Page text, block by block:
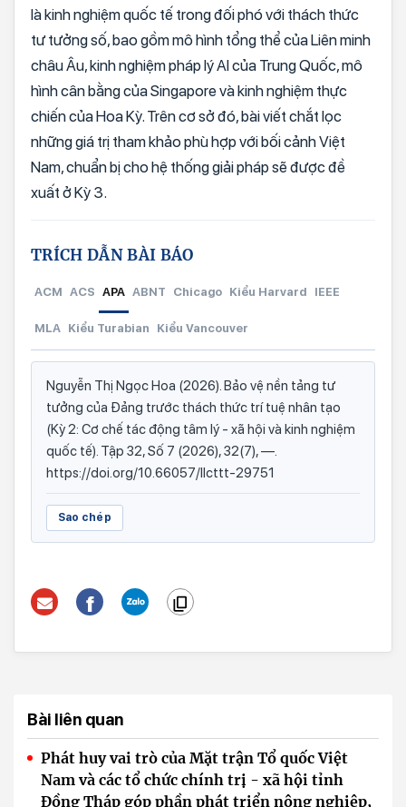
là kinh nghiệm quốc tế trong đối phó với thách thức
tư tưởng số, bao gồm mô hình tổng thể của Liên minh
châu Âu, kinh nghiệm pháp lý AI của Trung Quốc, mô
hình cân bằng của Singapore và kinh nghiệm thực
chiến của Hoa Kỳ. Trên cơ sở đó, bài viết chắt lọc
những giá trị tham khảo phù hợp với bối cảnh Việt
Nam, chuẩn bị cho hệ thống giải pháp sẽ được đề
xuất ở Kỳ 3.
TRÍCH DẪN BÀI BÁO
ACM ACS APA ABNT Chicago Kiểu Harvard IEEE
MLA Kiểu Turabian Kiểu Vancouver
Nguyễn Thị Ngọc Hoa (2026). Bảo vệ nền tảng tư
tưởng của Đảng trước thách thức trí tuệ nhân tạo
(Kỳ 2: Cơ chế tác động tâm lý - xã hội và kinh nghiệm
quốc tế). Tập 32, Số 7 (2026), 32(7), —.
https://doi.org/10.66057/llcttt-29751
Sao chép
Bài liên quan
Phát huy vai trò của Mặt trận Tổ quốc Việt
Nam và các tổ chức chính trị - xã hội tỉnh
Đồng Tháp góp phần phát triển nông nghiệp,